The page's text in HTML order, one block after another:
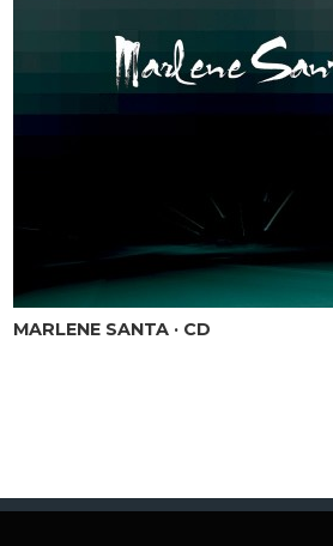
MARLENE SANTA · CD